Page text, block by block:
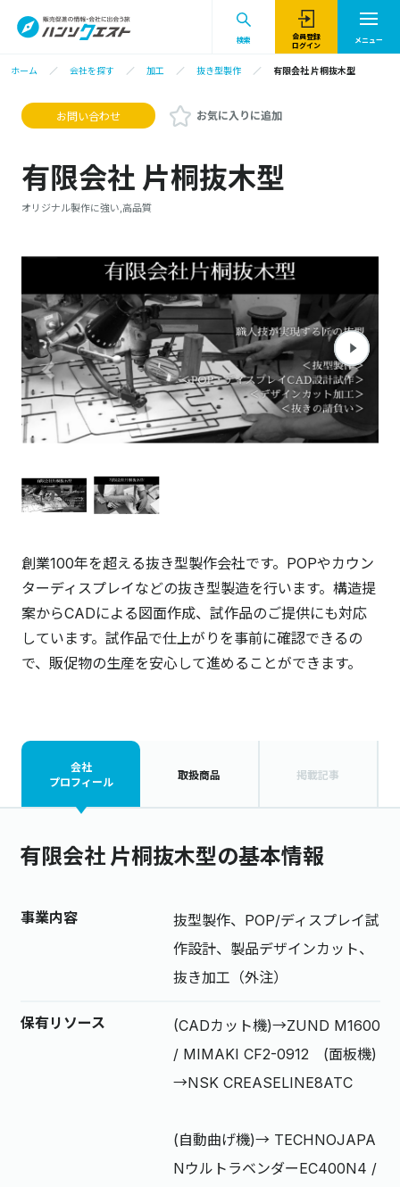
検索
会員登録
ログイン
メニュー
ホーム 会社を探す 加工 抜き型製作 有限会社 片桐抜木型
お問い合わせ お気に入りに追加
有限会社 片桐抜木型
オリジナル製作に強い,高品質
創業100年を超える抜き型製作会社です。POPやカウン
ターディスプレイなどの抜き型製造を行います。構造提
案からCADによる図面作成、試作品のご提供にも対応
しています。試作品で仕上がりを事前に確認できるの
で、販促物の生産を安心して進めることができます。
会社
プロフィール
取扱商品 掲載記事
有限会社 片桐抜木型の基本情報
事業内容
抜型製作、POP/ディスプレイ試
作設計、製品デザインカット、
抜き加工（外注）
保有リソース
(CADカット機)→ZUND M1600
/ MIMAKI CF2-0912 (面板機)
→NSK CREASELINE8ATC
(自動曲げ機)→ TECHNOJAPA
NウルトラベンダーEC400N4 /